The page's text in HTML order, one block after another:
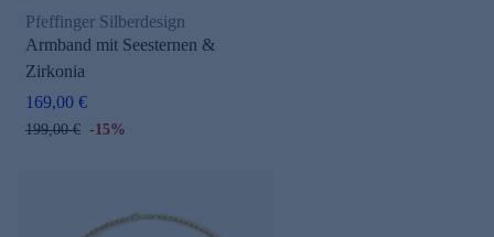
Pfeffinger Silberdesign
Armband mit Seesternen &
Zirkonia
169,00 €
199,00 € -15%